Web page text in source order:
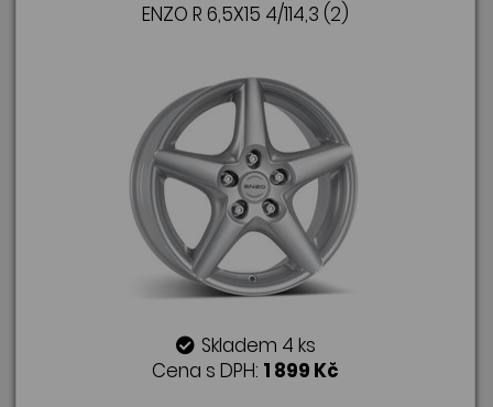
ENZO R 6,5X15 4/114,3 (2)
Skladem 4 ks
Cena s DPH: 1 899 Kč